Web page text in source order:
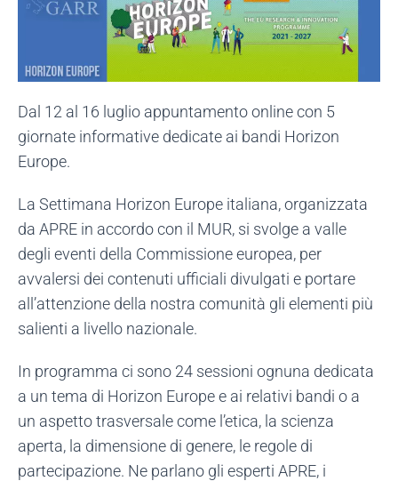
Dal 12 al 16 luglio appuntamento online con 5
giornate informative dedicate ai bandi Horizon
Europe.
La Settimana Horizon Europe italiana, organizzata
da APRE in accordo con il MUR, si svolge a valle
degli eventi della Commissione europea, per
avvalersi dei contenuti ufficiali divulgati e portare
all’attenzione della nostra comunità gli elementi più
salienti a livello nazionale.
In programma ci sono 24 sessioni ognuna dedicata
a un tema di Horizon Europe e ai relativi bandi o a
un aspetto trasversale come l’etica, la scienza
aperta, la dimensione di genere, le regole di
partecipazione. Ne parlano gli esperti APRE, i